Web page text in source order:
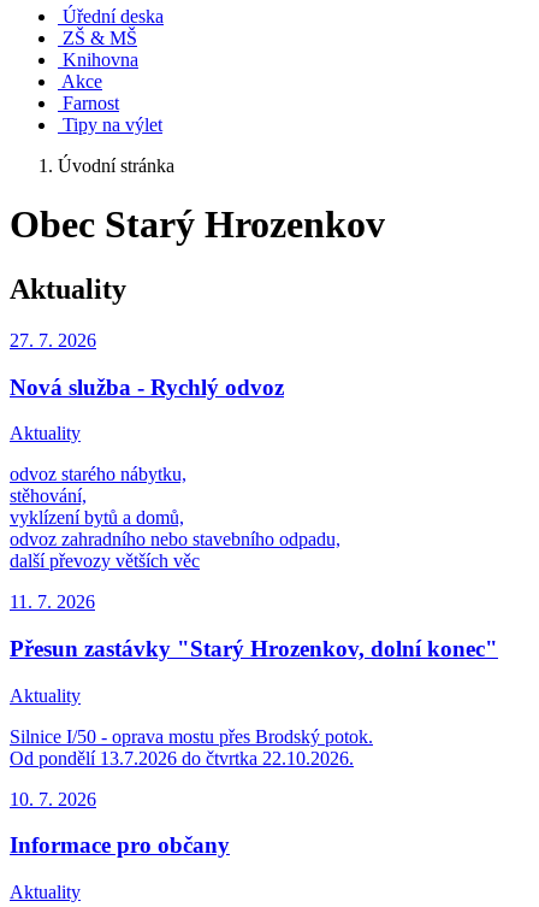
Úřední deska
ZŠ & MŠ
Knihovna
Akce
Farnost
Tipy na výlet
Úvodní stránka
Obec Starý Hrozenkov
Aktuality
27. 7. 2026
Nová služba - Rychlý odvoz
Aktuality
odvoz starého nábytku,
stěhování,
vyklízení bytů a domů,
odvoz zahradního nebo stavebního odpadu,
další převozy větších věc
11. 7. 2026
Přesun zastávky "Starý Hrozenkov, dolní konec"
Aktuality
Silnice I/50 - oprava mostu přes Brodský potok.
Od pondělí 13.7.2026 do čtvrtka 22.10.2026.
10. 7. 2026
Informace pro občany
Aktuality